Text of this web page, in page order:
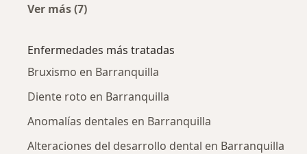
Ver más (7)
Enfermedades más tratadas
Bruxismo en Barranquilla
Diente roto en Barranquilla
Anomalías dentales en Barranquilla
Alteraciones del desarrollo dental en Barranquilla